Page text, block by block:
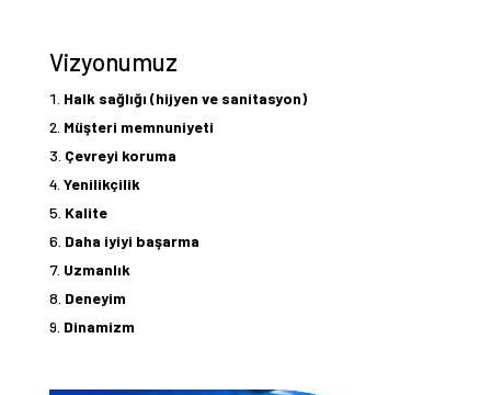
Vizyonumuz
Halk sağlığı (hijyen ve sanitasyon)
Müşteri memnuniyeti
Çevreyi koruma
Yenilikçilik
Kalite
Daha iyiyi başarma
Uzmanlık
Deneyim
Dinamizm